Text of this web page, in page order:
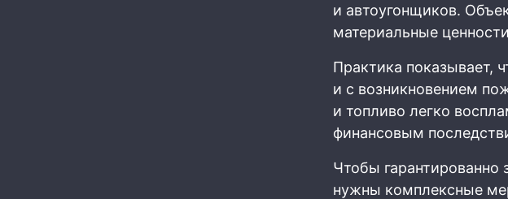
и автоугонщиков.
материальные
Практика показывает,
и с возникновением
и топливо легко
финансовым
Чтобы гарантированно
нужны комплексные